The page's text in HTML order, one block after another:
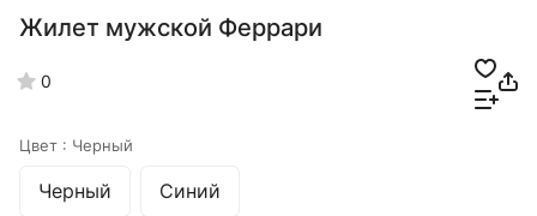
Жилет мужской Феррари
0
Цвет : Черный
Черный Синий